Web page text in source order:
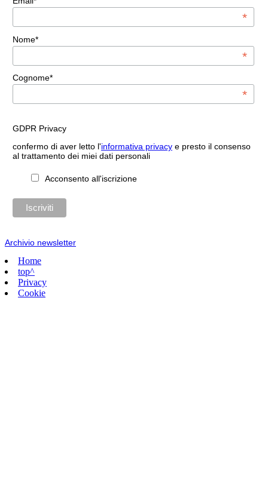
*
Nome*
*
Cognome*
*
GDPR Privacy
confermo di aver letto l'informativa privacye presto il consenso
al trattamento dei miei dati personali
Acconsento all'iscrizione
Archivio newsletter
Home
top^
Privacy
Cookie